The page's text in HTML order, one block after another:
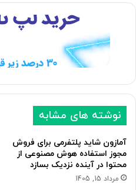
ح
ه
ی
نوشته های مشابه
آمازون شاید پلتفرمی برای فروش
مجوز استفاده هوش مصنوعی از
محتوا در آینده نزدیک بسازد
مرداد 15, 1405